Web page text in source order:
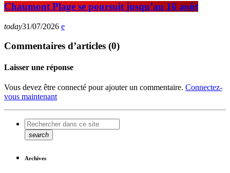
Chaumont Plage se poursuit jusqu’au 16 août
today31/07/2026
Commentaires d’articles (0)
Laisser une réponse
Vous devez être connecté pour ajouter un commentaire. Connectez-
vous maintenant
search
Archives